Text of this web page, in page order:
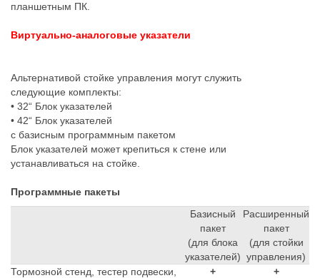
планшетным ПК.
Виртуально-аналоговые указатели
Альтернативой стойке управления могут служить
следующие комплекты:
• 32“ Блок указателей
• 42“ Блок указателей
с базисным программным пакетом
Блок указателей может крепиться к стене или
устанавливаться на стойке.
Программные пакеты
Базисный
пакет
(для блока
указателей)
Расширенный
пакет
(для стойки
управления)
Тормозной стенд, тестер подвески,
+ +